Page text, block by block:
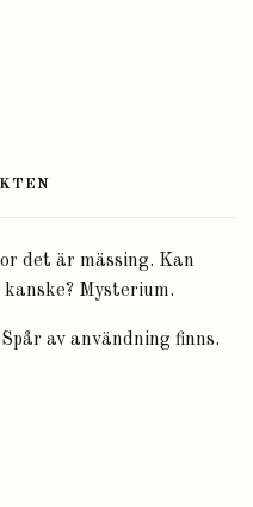
det är mässing. Kan
Mysterium.
av användning finns.